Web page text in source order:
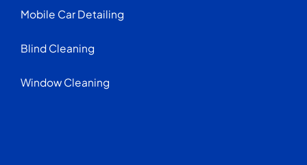
Mobile Car Detailing
Blind Cleaning
Window Cleaning